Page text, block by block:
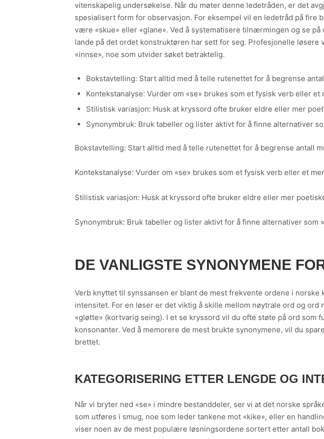
vitenskapelig undersøkelse. Når du møter denne ledetråden, er det
spesialisert form for observasjon. For eksempel vil en ledetråd på fire
være «skue» eller «glane». Ved å systematisere tilnærmingen og se
lande på det ordet konstruktøren har sett for seg. Profesjonelle
«innse», noe som utvider søket betraktelig.
Bokstavtelling: Start alltid med å telle rutenettet for å begrense
Kontekstanalyse: Vurder om «se» brukes som et fysisk verb eller et
Stilistisk variasjon: Husk at kryssord ofte bruker eldre eller mer
Synonymbruk: Bruk tabeller og lister aktivt for å finne alternativer
Bokstavtelling: Start alltid med å telle rutenettet for å begrense antall
Kontekstanalyse: Vurder om «se» brukes som et fysisk verb eller et
Stilistisk variasjon: Husk at kryssord ofte bruker eldre eller mer
Synonymbruk: Bruk tabeller og lister aktivt for å finne alternativer som
DE VANLIGSTE SYNONYMENE
Verb knyttet til synssansen er blant de mest frekvente ordene i
intensitet. For en løser er det viktig å skille mellom nøytrale ord og
«gløtte» (kortvarig seing). I et se kryssord vil du ofte støte på ord
konsonanter. Ved å memorere de mest brukte synonymene, vil du
brettet.
KATEGORISERING ETTER LENGDE OG
Når vi bryter ned «se» i mindre bestanddeler, ser vi at det norske
som utføres i smug, noe som leder tankene mot «kike», eller en
viser noen av de mest populære løsningsordene sortert etter antall